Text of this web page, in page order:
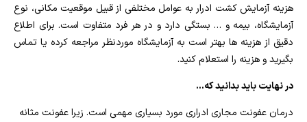
هزینه آزمایش کشت ادرار به عوامل مختلفی از قبیل موقعیت مکانی، نوع
آزمایشگاه، بیمه و … بستگی دارد و در هر فرد متفاوت است. برای اطلاع
دقیق از هزینه ها بهتر است به آزمایشگاه موردنظر مراجعه کرده یا تماس
بگیرید و هزینه را استعلام کنید.
در نهایت باید بدانید که…
درمان عفونت مجاری ادراری مورد بسیاری مهمی است. زیرا عفونت مثانه